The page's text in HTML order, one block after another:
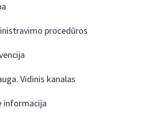
procedūros
Vidinis kanalas
informacija